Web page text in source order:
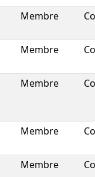
Membre
Membre
Membre
Membre
Membre